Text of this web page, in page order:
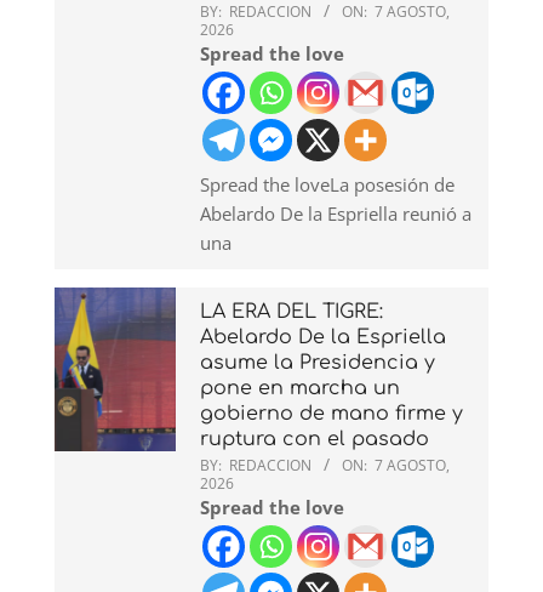
BY: REDACCION ON: 7 AGOSTO,
2026
Spread the love
Spread the loveLa posesión de
Abelardo De la Espriella reunió a
una
LA ERA DEL TIGRE:
Abelardo De la Espriella
asume la Presidencia y
pone en marcha un
gobierno de mano firme y
ruptura con el pasado
BY: REDACCION ON: 7 AGOSTO,
2026
Spread the love